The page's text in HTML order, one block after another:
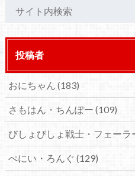
投稿者
おにちゃん (183)
さもはん・ちんぽー (109)
びしょびしょ戦士・フェーラ
ぺにい・ろんぐ (129)